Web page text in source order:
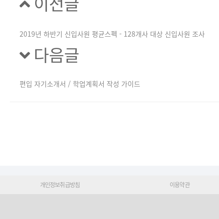
2019년 하반기 신입사원 평균스펙 - 128개사 대상 신입사원 조사
다음글
편입 자기소개서 / 학업계획서 작성 가이드
개인정보취급방침 이용약관